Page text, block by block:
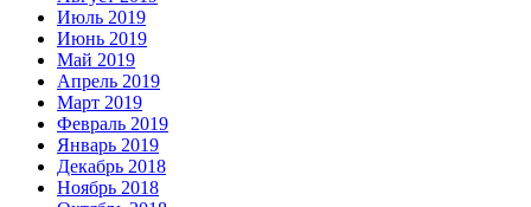
Июль 2019
Июнь 2019
Май 2019
Апрель 2019
Март 2019
Февраль 2019
Январь 2019
Декабрь 2018
Ноябрь 2018